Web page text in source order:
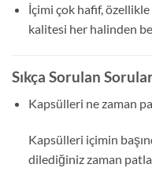
İçimi çok hafif,
kalitesi her halinden
Sıkça Sorulan
Kapsülleri ne zaman
Kapsülleri içimin
dilediğiniz zaman